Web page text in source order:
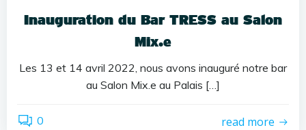
Inauguration du Bar TRESS au Salon
Mix.e
Les 13 et 14 avril 2022, nous avons inauguré notre bar
au Salon Mix.e au Palais […]
0 read more